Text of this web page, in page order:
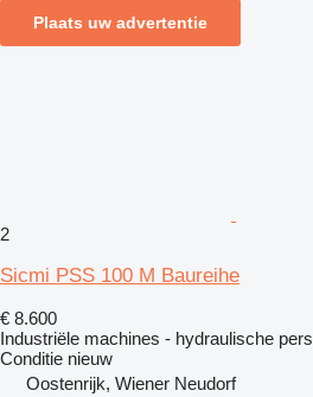
Plaats uw advertentie
2
Sicmi PSS 100 M Baureihe
€ 8.600
Industriële machines - hydraulische pers
Conditie nieuw
Oostenrijk, Wiener Neudorf